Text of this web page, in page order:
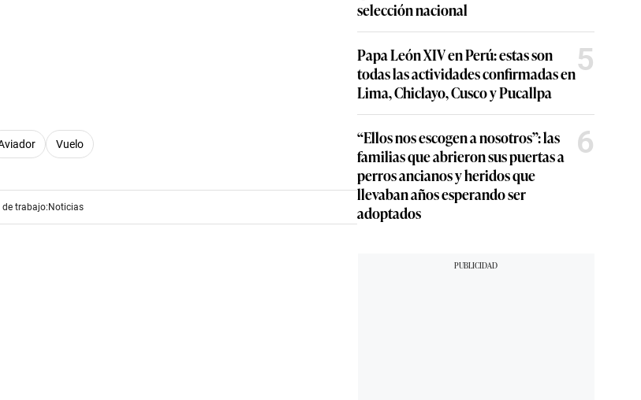
Vuelo
de trabajo: Noticias
selección nacional
Papa León XIV en Perú: estas son
todas las actividades confirmadas en
Lima, Chiclayo, Cusco y Pucallpa
5
“Ellos nos escogen a nosotros”: las
familias que abrieron sus puertas a
perros ancianos y heridos que
llevaban años esperando ser
adoptados
6